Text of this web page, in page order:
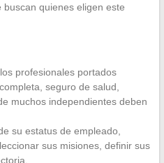
quienes eligen este
profesionales portados
seguro de salud,
muchos independientes deben
su estatus de empleado,
sus misiones, definir sus